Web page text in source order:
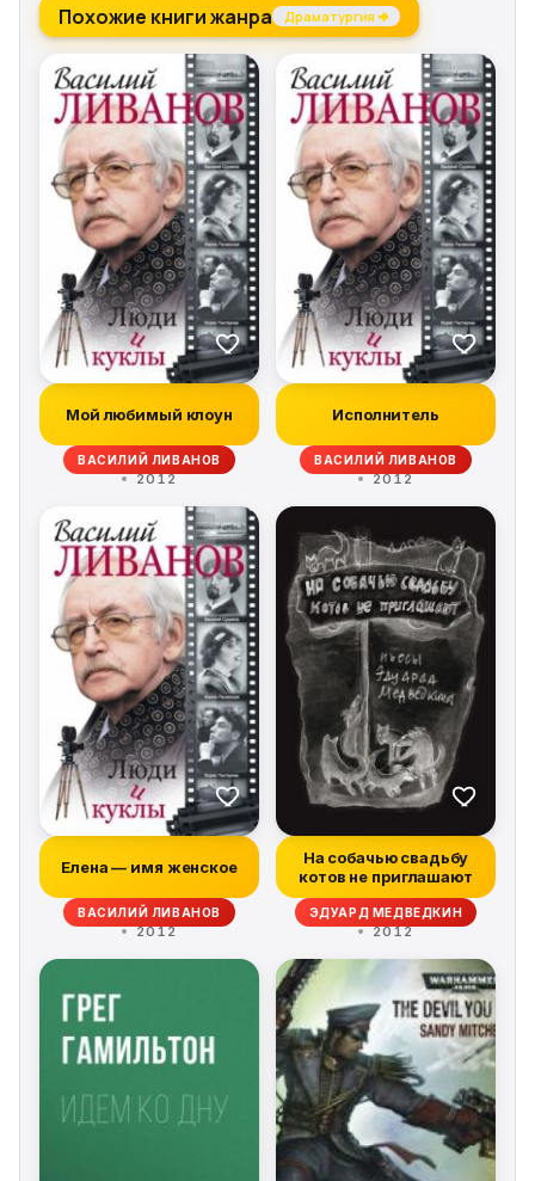
Похожие книги жанра Драматургия →
Мой любимый клоун
ВАСИЛИЙ ЛИВАНОВ
2012
Исполнитель
ВАСИЛИЙ ЛИВАНОВ
2012
Елена — имя женское
ВАСИЛИЙ ЛИВАНОВ
2012
На собачью свадьбу
котов не приглашают
ЭДУАРД МЕДВЕДКИН
2012